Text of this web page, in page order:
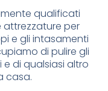
qualificati
attrezzature per
e gli intasamenti
di pulire gli
di qualsiasi altro
casa.